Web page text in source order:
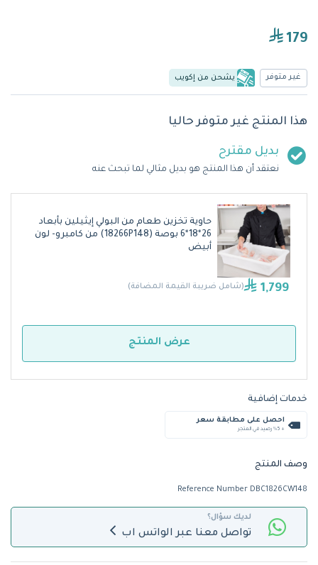
179
غير متوفر يشحن من إكويب
هذا المنتج غير متوفر حاليا
بديل مقترح
نعتقد أن هذا المنتج هو بديل مثالي لما تبحث عنه
حاوية تخزين طعام من البولي إيثيلين بأبعاد
26*18*6 بوصة (18266P148) من كامبرو- لون
أبيض
1,799 (شامل ضريبة القيمة المضافة)
عرض المنتج
خدمات إضافية
احصل على مطابقة سعر
+ %5 رصيد في المتجر
وصف المنتج
Reference Number DBC1826CW148
لديك سؤال؟
تواصل معنا عبر الواتس اب